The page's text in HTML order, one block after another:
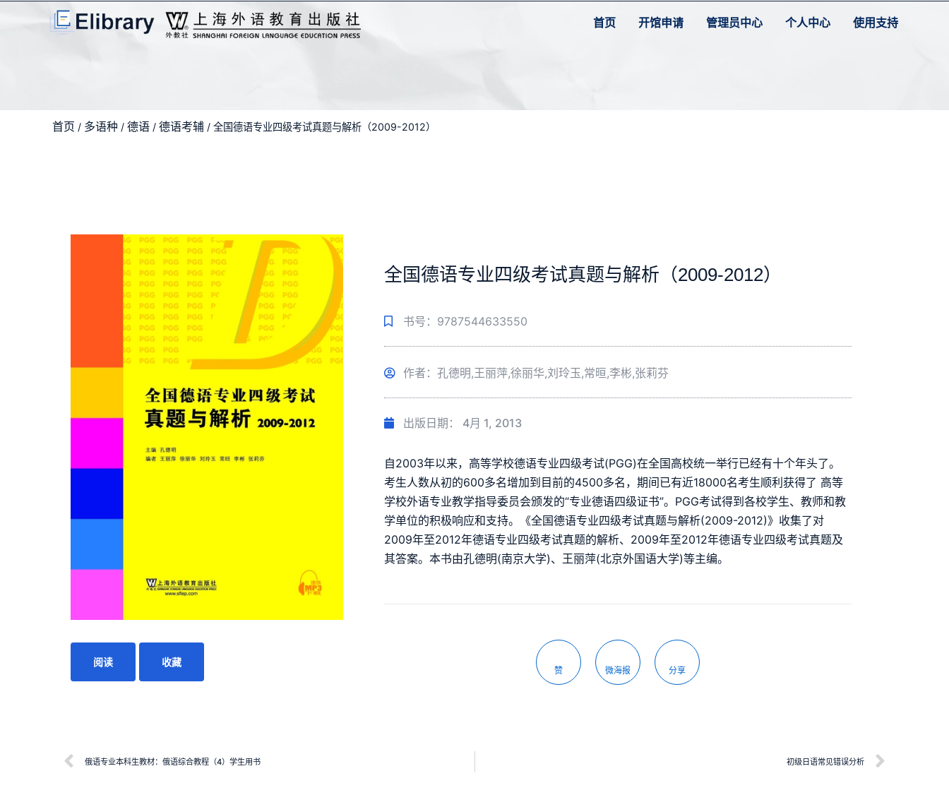
首页 开馆申请 管理员中心 个人中心 使用支持
首页 / 多语种 / 德语 / 德语考辅 / 全国德语专业四级考试真题与解析（2009-2012）
阅读 收藏
全国德语专业四级考试真题与解析（2009-2012）
书号：9787544633550
作者：孔德明,王丽萍,徐丽华,刘玲玉,常晅,李彬,张莉芬
出版日期： 4月 1, 2013
自2003年以来，高等学校德语专业四级考试(PGG)在全国高校统一举行已经有十个年头了。
考生人数从初的600多名增加到目前的4500多名，期间已有近18000名考生顺利获得了 高等
学校外语专业教学指导委员会颁发的“专业德语四级证书”。PGG考试得到各校学生、教师和教
学单位的积极响应和支持。《全国德语专业四级考试真题与解析(2009-2012)》收集了对
2009年至2012年德语专业四级考试真题的解析、2009年至2012年德语专业四级考试真题及
其答案。本书由孔德明(南京大学)、王丽萍(北京外国语大学)等主编。
赞 微海报 分享
俄语专业本科生教材：俄语综合教程（4）学生用书 初级日语常见错误分析